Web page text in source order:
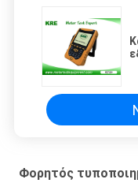
Φορητός